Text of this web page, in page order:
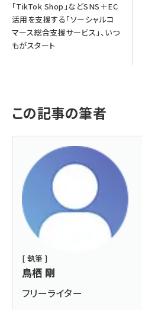
「TikTok Shop」などSNS＋EC
活用を支援する「ソーシャルコ
マース総合支援サービス」、いつ
もがスタート
この記事の筆者
[ 執筆 ]
鳥栖 剛
フリーライター